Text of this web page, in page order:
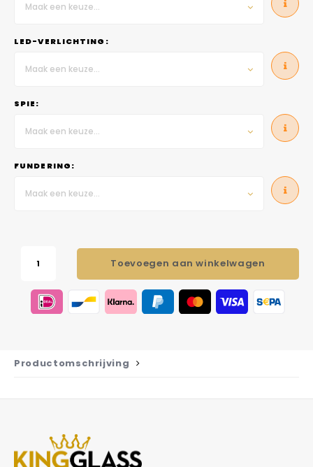
Maak een keuze...
LED-VERLICHTING:
Maak een keuze...
SPIE:
Maak een keuze...
FUNDERING:
Maak een keuze...
Toevoegen aan winkelwagen
Productomschrijving